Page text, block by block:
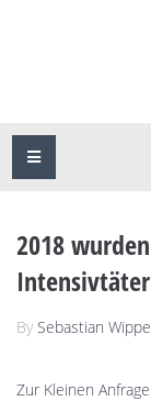
2018
By Sebastian
Zur Kleinen